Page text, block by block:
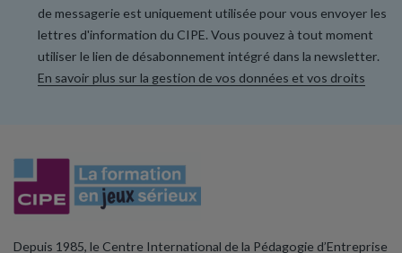
de messagerie est uniquement utilisée pour vous envoyer les
lettres d'information du CIPE. Vous pouvez à tout moment
utiliser le lien de désabonnement intégré dans la newsletter.
En savoir plus sur la gestion de vos données et vos droits
Depuis 1985, le Centre International de la Pédagogie d’Entreprise